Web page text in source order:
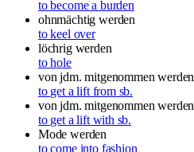
to become a burden
ohnmächtig werden
to keel over
löchrig werden
to hole
von jdm. mitgenommen werden
to get a lift from sb.
von jdm. mitgenommen werden
to get a lift with sb.
Mode werden
to come into fashion